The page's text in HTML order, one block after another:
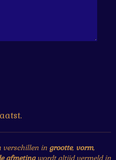
verschillen in grootte, vorm,
afmetingwordt altijd vermeld in